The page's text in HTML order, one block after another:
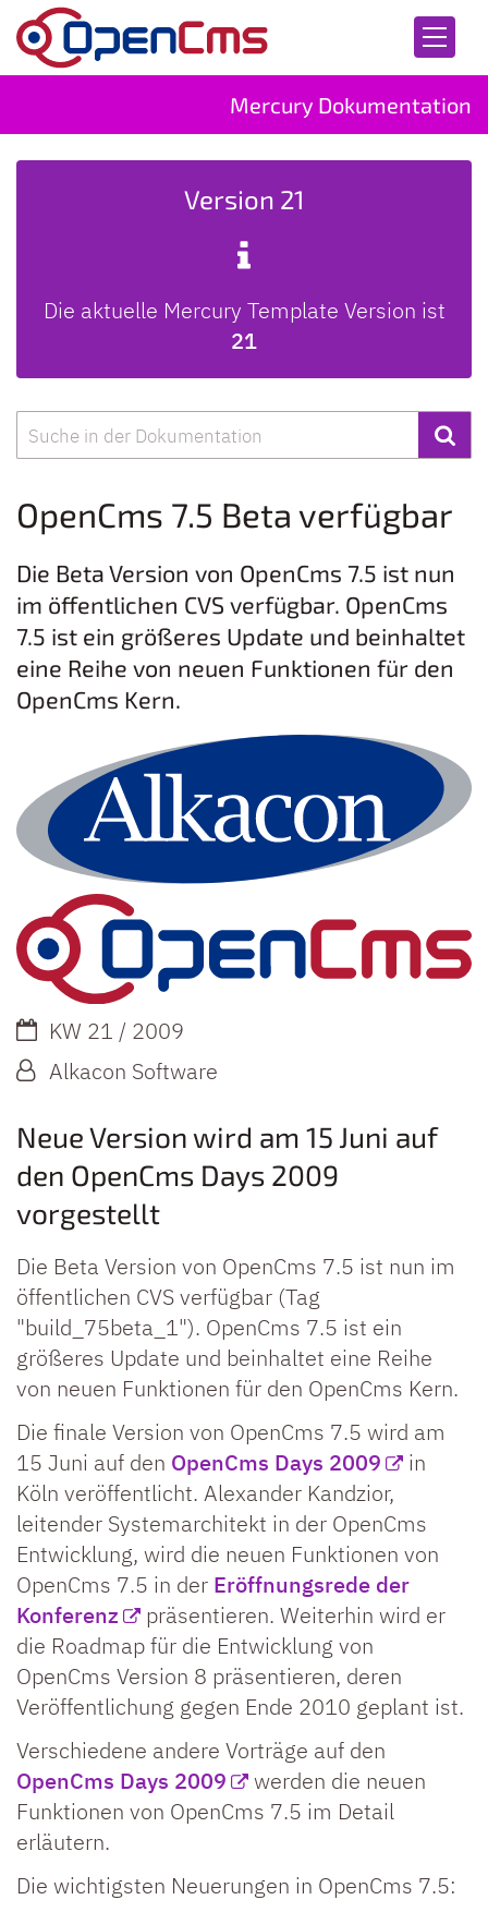
Zum Inhalt springen
Mercury Dokumentation
OpenCms 7.5 Beta verfügbar
Die Beta Version von OpenCms 7.5 ist nun
im öffentlichen CVS verfügbar. OpenCms
7.5 ist ein größeres Update und beinhaltet
eine Reihe von neuen Funktionen für den
OpenCms Kern.
Datum:KW 21 / 2009
Von:Alkacon Software
Neue Version wird am 15 Juni auf
den OpenCms Days 2009
vorgestellt
Die Beta Version von OpenCms 7.5 ist nun im
öffentlichen CVS verfügbar (Tag
"build_75beta_1"). OpenCms 7.5 ist ein
größeres Update und beinhaltet eine Reihe
von neuen Funktionen für den OpenCms Kern.
Die finale Version von OpenCms 7.5 wird am
15 Juni auf den OpenCms Days 2009
in
Köln veröffentlicht. Alexander Kandzior,
leitender Systemarchitekt in der OpenCms
Entwicklung, wird die neuen Funktionen von
OpenCms 7.5 in der Eröffnungsrede der
Konferenz
präsentieren. Weiterhin wird er
die Roadmap für die Entwicklung von
OpenCms Version 8 präsentieren, deren
Veröffentlichung gegen Ende 2010 geplant ist.
Verschiedene andere Vorträge auf den
OpenCms Days 2009
werden die neuen
Funktionen von OpenCms 7.5 im Detail
erläutern.
Die wichtigsten Neuerungen in OpenCms 7.5:
Version 21
Die aktuelle Mercury Template Version ist
21
Suche